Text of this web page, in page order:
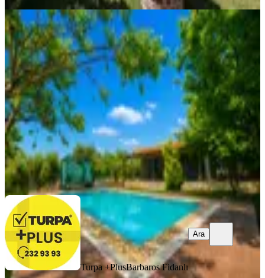
MANZARALI
Buca Kaynaklar Doğa İçi Özel Yaşam
Alanı Havuzlu Satılık Villa
Buca, Kaynaklar Merkez Mahallesi
2+1
· 130 m²·09.07.2026
21.500.000 ₺
Turpa +PlusBarbaros Fidanlı
Ara
Turpa +PlusBarbaros Fidanlı
Ara